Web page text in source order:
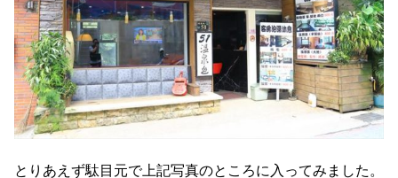
とりあえず駄目元で上記写真のところに入ってみました。